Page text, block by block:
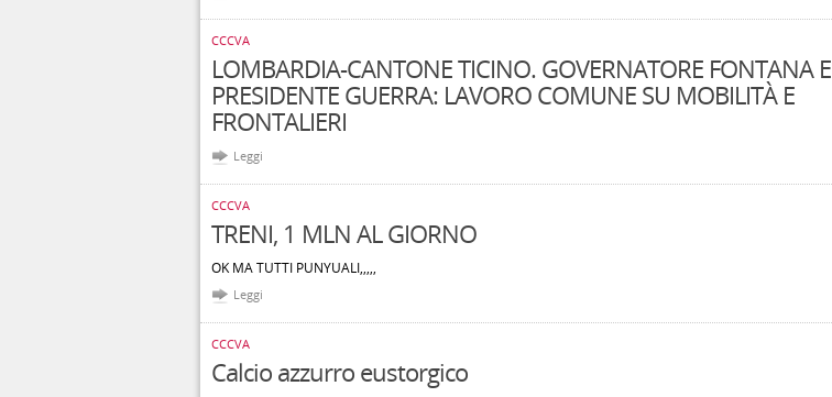
CCCVA
LOMBARDIA-CANTONE TICINO. GOVERNATORE FONTANA E
PRESIDENTE GUERRA: LAVORO COMUNE SU MOBILITÀ E
FRONTALIERI
Leggi
CCCVA
TRENI, 1 MLN AL GIORNO
OK MA TUTTI PUNYUALI,,,,,
Leggi
CCCVA
Calcio azzurro eustorgico